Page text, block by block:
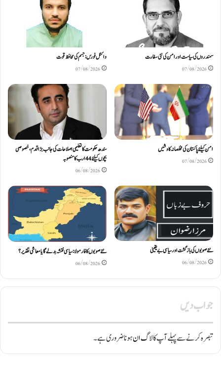
سمندروں کی سیاست اور امن کی نئی سفارت
07/08/2026
وائٹل فورس: جسم کی محافظ قوت
07/08/2026
امن کیلئے پاکستان کی مخلصانہ کاوشیں
07/08/2026
سندھ حکومت کا تعلیمی اصلاحات کی جانب بڑا قدم، خصوصی
بچوں کیلئے44 ارب کا منصوبہ
06/08/2026
نئے صوبوں کی بازگشت اور سیاسی بے یقینی
06/08/2026
نئے صوبوں کا فارمولا: سیاسی نقشہ بدلے گا یا معاشی تقدیر؟
06/08/2026
جواب دیں
تبصرہ کرنے سے پہلے آپ کالاگ انہونا ضروری ہے۔